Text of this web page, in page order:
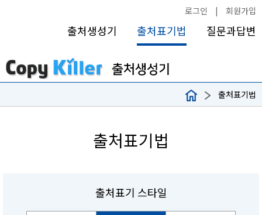
로그인 | 회원가입
출처생성기 출처표기법 질문과답변
출처표기법
출처표기법
출처표기 스타일